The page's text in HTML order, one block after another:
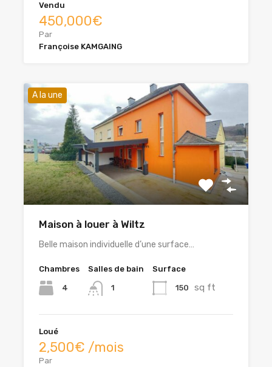
Vendu
450,000€
Par
Françoise KAMGAING
A la une
Maison à louer à Wiltz
Belle maison individuelle d’une surface…
Chambres
4
Salles de bain
1
Surface
150 sq ft
Loué
2,500€ /mois
Par